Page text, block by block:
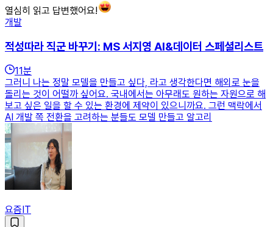
열심히 읽고 답변했어요!
개발
적성따라 직군 바꾸기: MS 서지영 AI&데이터 스페셜리스트
11분
그러니 나는 정말 모델을 만들고 싶다, 라고 생각한다면 해외로 눈을
돌리는 것이 어떨까 싶어요. 국내에서는 아무래도 원하는 자원으로 해
보고 싶은 일을 할 수 있는 환경에 제약이 있으니까요. 그런 맥락에서
AI 개발 쪽 전환을 고려하는 분들도 모델 만들고 알고리
요즘IT